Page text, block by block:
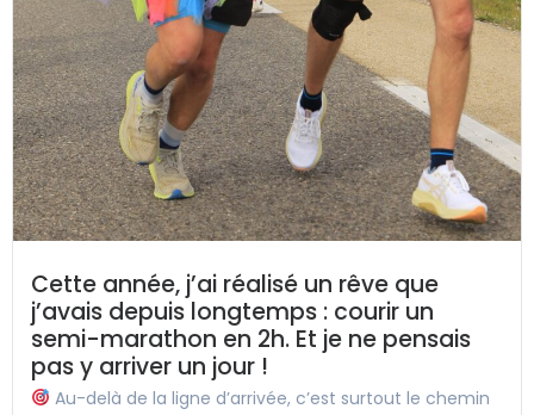
Cette année, j’ai réalisé un rêve que
j’avais depuis longtemps : courir un
semi-marathon en 2h. Et je ne pensais
pas y arriver un jour !
Au-delà de la ligne d’arrivée, c’est surtout le chemin